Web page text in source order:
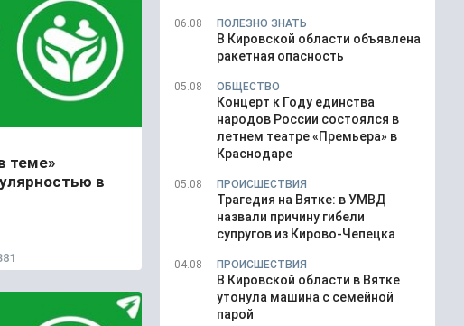
теме»
в
06.08 ПОЛЕЗНО ЗНАТЬ
В Кировской области объявлена
ракетная опасность
05.08 ОБЩЕСТВО
Концерт к Году единства
народов России состоялся в
летнем театре «Премьера» в
Краснодаре
05.08 ПРОИСШЕСТВИЯ
Трагедия на Вятке: в УМВД
назвали причину гибели
супругов из Кирово-Чепецка
04.08 ПРОИСШЕСТВИЯ
В Кировской области в Вятке
утонула машина с семейной
парой